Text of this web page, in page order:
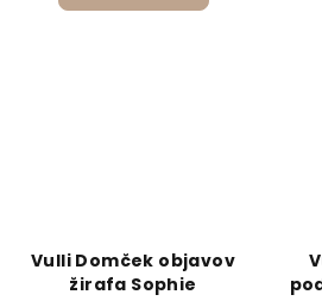
Vulli Domček objavov
žirafa Sophie